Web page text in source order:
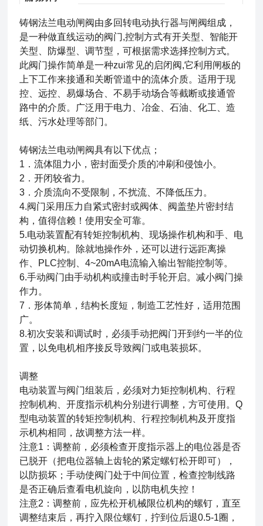
铸钢法兰电动闸阀由多回转电动执行器与闸阀组成，
是一种做直线运动的阀门,控制方式有开关型、智能开
关型、防爆型、调节型，可根据需求选择控制方式。
此阀门操作简单是一种zui常见的启闭阀,它利用闸板的
上下工作来接通和关断管道中的流体介质。适用于现
控、远控、易爆场合、不易手动场合等截断或接通管
路中的介质。广泛用于电力、冶金、石油、化工、造
纸、污水处理等部门。
铸钢法兰电动闸阀具有以下优点；
1．流体阻力小，密封面受介质的冲刷和侵蚀小。
2．开闭较省力。
3．介质流向不受限制，不扰流、不降低压力。
4.阀门采用压力自紧式密封或阀体、阀盖垫片密封结
构，值得信赖！使用安全可靠。
5.电动装置配有转矩控制机构、现场操作机构和手、电
动切换机构。除就地操作外，还可以进行远距离操
作、PLC控制、4~20mA电流输入输出智能控制等。
6.手动阀门由手动机构或撞击时手轮开启。减小阀门操
作力。
7．形体简单，结构长度短，制造工艺性好，适用范围
广。
8.初次安装和调试时，必须手动把阀门开到约一半的位
置，以免电机相序接反导致阀门或电装损坏。
调整
电动装置与阀门组装后，必须对力矩控制机构、行程
控制机构、开度指示机构分别进行调整，方可使用。Q
型电动装置的转矩控制机构、行程控制机构及开度指
示机构相同，故调整方法一样。
注意1：调整前，必须检查开度指示器上的电位器是否
已脱开（把电位器轴上齿轮的紧定螺钉松开即可），
以防损坏；手动使阀门处于中间位置，检查控制线路
是否正确后查看电机旋向，以防电机失控！
注意2：调整前，应先松开机械限位机构的螺钉，直至
调整结束后，再拧入限位螺钉，拧到位后退0.5-1圈，